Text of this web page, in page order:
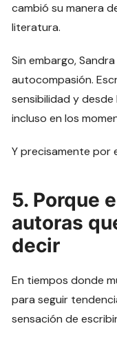
cambió su manera
literatura.
Sin embargo,
autocompasión.
sensibilidad y
incluso en los
Y precisamente por
5. Porque
autoras
decir
En tiempos donde
para seguir
sensación de